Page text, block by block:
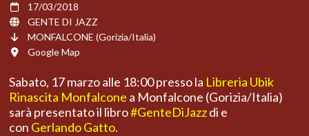
17/03/2018
GENTE DI JAZZ
MONFALCONE (Gorizia/Italia)
Google Map
Sabato, 17 marzo alle 18:00 presso la Libreria Ubik
Rinascita Monfalcone a Monfalcone (Gorizia/Italia)
sarà presentato il libro#GenteDiJazzdi e
con Gerlando Gatto.